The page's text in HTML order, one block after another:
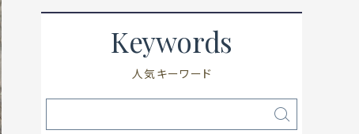
Keywords
人気キーワード